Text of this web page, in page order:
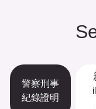
警察刑事
紀錄證明